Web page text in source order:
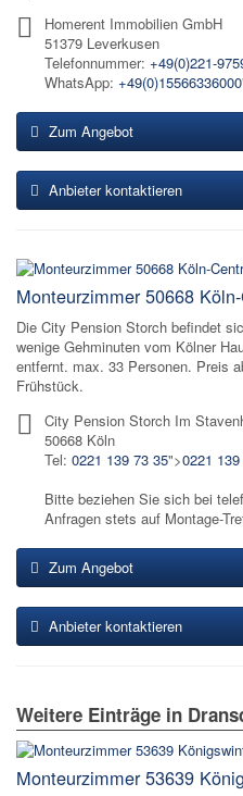
Homerent Immobilien GmbH
51379 Leverkusen
Telefonnummer: +49(0)221-
WhatsApp: +49(0)15566336000
Zum Angebot
Anbieter kontaktieren
Monteurzimmer 50668
Die City Pension Storch befindet
wenige Gehminuten vom Kölner
entfernt. max. 33 Personen. Preis
Frühstück.
City Pension Storch Im
50668 Köln
Tel: 0221 139 73 35">0221
Bitte beziehen Sie sich bei
Anfragen stets auf Montage-
Zum Angebot
Anbieter kontaktieren
Weitere Einträge in
Monteurzimmer 53639